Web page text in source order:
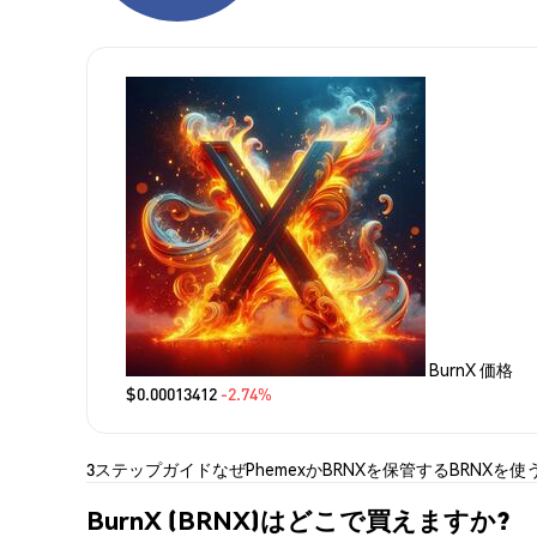
BurnX 価格
$0.00013412 -2.74%
3ステップガイドなぜPhemexかBRNXを保管するBRNXを使
BurnX (BRNX)はどこで買えますか?